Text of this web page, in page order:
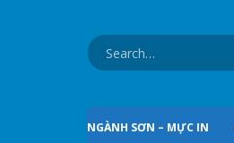
NGÀNH SƠN – MỰC IN